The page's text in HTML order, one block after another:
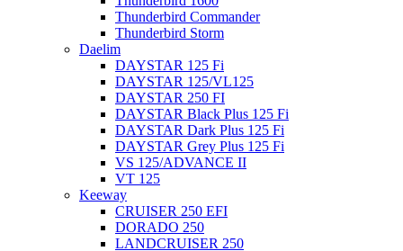
Thunderbird Commander
Thunderbird Storm
Daelim
DAYSTAR 125 Fi
DAYSTAR 125/VL125
DAYSTAR 250 FI
DAYSTAR Black Plus 125 Fi
DAYSTAR Dark Plus 125 Fi
DAYSTAR Grey Plus 125 Fi
VS 125/ADVANCE II
VT 125
Keeway
CRUISER 250 EFI
DORADO 250
LANDCRUISER 250